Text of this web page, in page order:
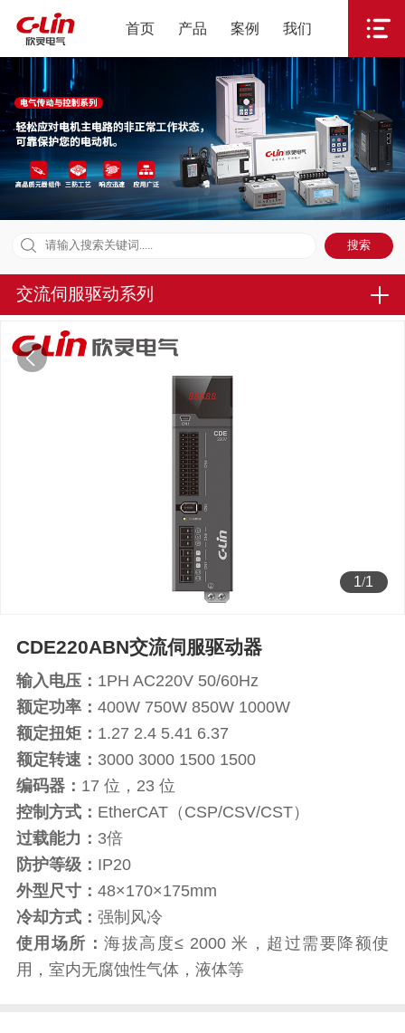
首页 产品 案例 我们
交流伺服驱动系列
1/1
CDE220ABN交流伺服驱动器
输入电压： 1PH AC220V 50/60Hz
额定功率： 400W 750W 850W 1000W
额定扭矩： 1.27 2.4 5.41 6.37
额定转速： 3000 3000 1500 1500
编码器： 17 位，23 位
控制方式： EtherCAT（CSP/CSV/CST）
过载能力： 3倍
防护等级： IP20
外型尺寸： 48×170×175mm
冷却方式： 强制风冷
使用场所：海拔高度≤ 2000 米，超过需要降额使
用，室内无腐蚀性气体，液体等